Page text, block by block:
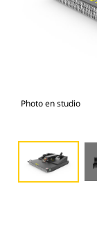
Photo en studio